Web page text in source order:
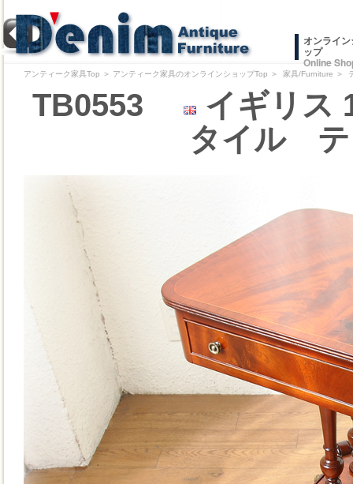
オンライ
ップ
Online
アンティーク家具Top ＞ アンティーク家具のオンラインショップTop ＞ 家具/Furniture ＞
TB0553
イギリス
タイル テ